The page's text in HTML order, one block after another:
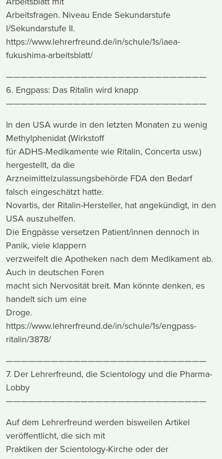
Arbeitsfragen. Niveau Ende Sekundarstufe
I/Sekundarstufe II.
https://www.lehrerfreund.de/in/schule/1s/iaea-
fukushima-arbeitsblatt/
———————————————————————————
6. Engpass: Das Ritalin wird knapp
———————————————————————————
In den USA wurde in den letzten Monaten zu wenig
Methylphenidat (Wirkstoff
für ADHS-Medikamente wie Ritalin, Concerta usw.)
hergestellt, da die
Arzneimittelzulassungsbehörde FDA den Bedarf
falsch eingeschätzt hatte.
Novartis, der Ritalin-Hersteller, hat angekündigt, in den
USA auszuhelfen.
Die Engpässe versetzen Patient/innen dennoch in
Panik, viele klappern
verzweifelt die Apotheken nach dem Medikament ab.
Auch in deutschen Foren
macht sich Nervosität breit. Man könnte denken, es
handelt sich um eine
Droge.
https://www.lehrerfreund.de/in/schule/1s/engpass-
ritalin/3878/
———————————————————————————
7. Der Lehrerfreund, die Scientology und die Pharma-
Lobby
———————————————————————————
Auf dem Lehrerfreund werden bisweilen Artikel
veröffentlicht, die sich mit
Praktiken der Scientology-Kirche oder der